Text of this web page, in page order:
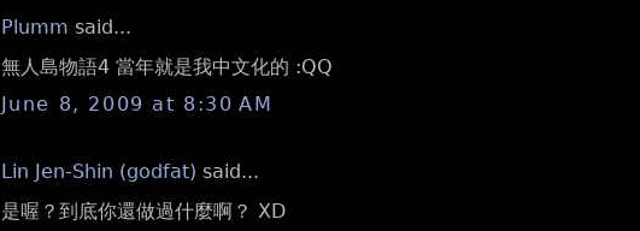
Plumm said...
無人島物語4 當年就是我中文化的 :QQ
June 8, 2009 at 8:30 AM
Lin Jen-Shin (godfat) said...
是喔？到底你還做過什麼啊？ XD